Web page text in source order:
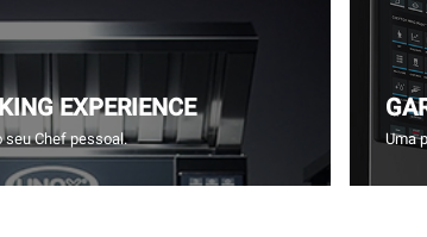
EXPERIENCE
seu Chef pessoal. Uma